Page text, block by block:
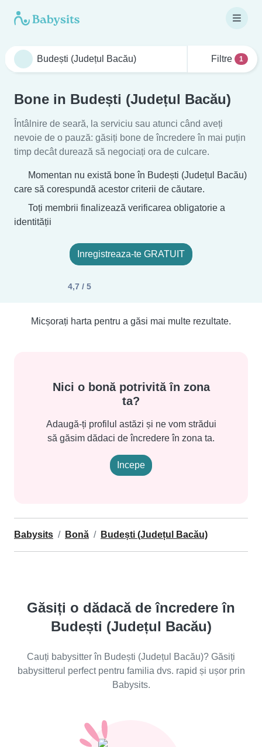
Filtre 1
Bone in Budești (Județul Bacău)
Întâlnire de seară, la serviciu sau atunci când aveți
nevoie de o pauză: găsiți bone de încredere în mai puțin
timp decât durează să negociați ora de culcare.
Momentan nu există bone în Budești (Județul Bacău)
care să corespundă acestor criterii de căutare.
Toți membrii finalizează verificarea obligatorie a
identității
Inregistreaza-te GRATUIT
4,7 / 5
Micșorați harta pentru a găsi mai multe rezultate.
Nici o bonă potrivită în zona
ta?
Adaugă-ți profilul astăzi și ne vom strădui
să găsim dădaci de încredere în zona ta.
Incepe
Babysits Bonă Budești (Județul Bacău)
Găsiți o dădacă de încredere în
Budești (Județul Bacău)
Cauți babysitter în Budești (Județul Bacău)? Găsiți
babysitterul perfect pentru familia dvs. rapid și ușor prin
Babysits.